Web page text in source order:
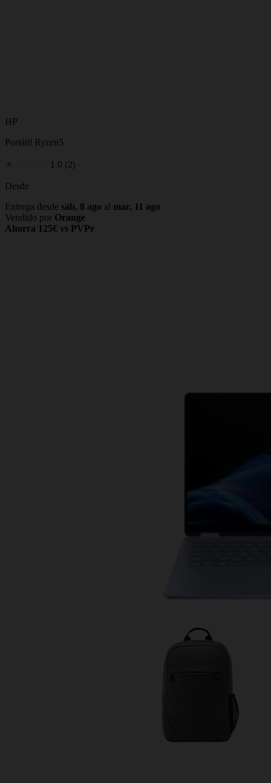
HP
Portátil Ryzen5
1.0 (2)
Desde
Entrega desde sáb, 8 ago al mar, 11 ago
Vendido por Orange
Ahorra 125€ vs PVPr